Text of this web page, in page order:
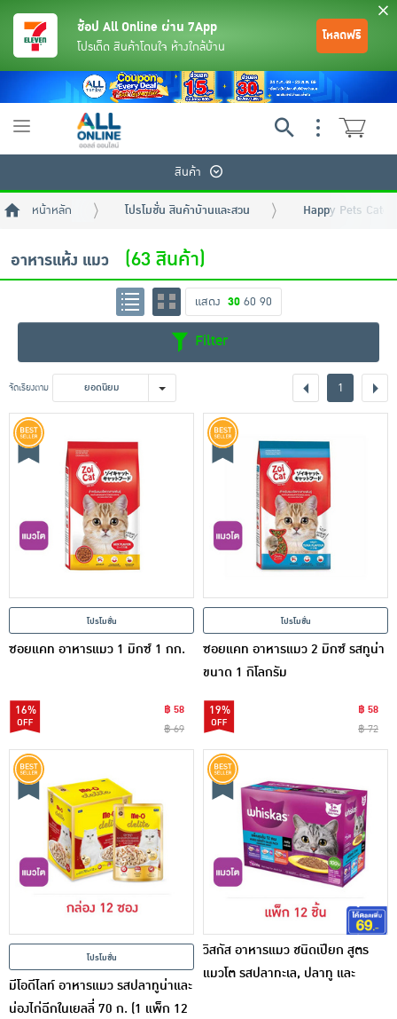
เครื่องดื่มและผงชงดื่ม
เครื่องปรุงรสและของแห้ง
ขนมขบเคี้ยว และช็อคโกแลต
อาหารสด ผัก ผลไม้และเบเกอรี่
พระเครื่อง test pop
ช้อป All Online ผ่าน 7App
โปรเด็ด สินค้าโดนใจ ห้างใกล้บ้าน
โหลดฟรี
Toggle
สินค้า
หน้าหลัก โปรโมชั่น สินค้าบ้านและสวน Happy Pets
อาหารแห้ง แมว (63 สินค้า)
แสดง 30 60 90
Filter
จัดเรียงตาม ยอดนิยม 1
โปรโมชั่น
ซอยแคท อาหารแมว 1 มิกซ์ 1 กก.
16%
฿ 58
฿ 69
โปรโมชั่น
ซอยแคท อาหารแมว 2 มิกซ์ รสทูน่า
ขนาด 1 กิโลกรัม
19%
฿ 58
฿ 72
โปรโมชั่น
มีโอดีไลท์ อาหารแมว รสปลาทูน่าและ
น่องไก่ฉีกในเยลลี่ 70 ก. (1 แพ็ก 12
วิสกัส อาหารแมว ชนิดเปียก สูตร
แมวโต รสปลาทะเล, ปลาทู และ